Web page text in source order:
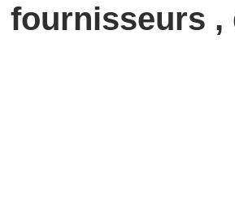
fournisseurs ,